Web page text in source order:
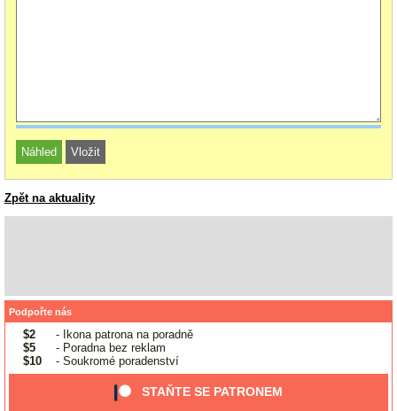
Zpět na aktuality
Podpořte nás
$2
- Ikona patrona na poradně
$5
- Poradna bez reklam
$10
- Soukromé poradenství
STAŇTE SE PATRONEM